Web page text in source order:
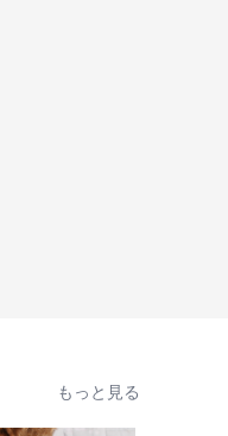
もっと見る